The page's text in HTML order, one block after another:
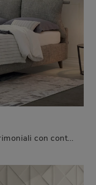
Se sei alla ricerca di letti matrimoniali con contenitore, eccoti il modello Pug in tessuto per completare la camera da letto.